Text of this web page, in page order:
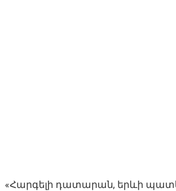
«Հարգելի դատարան, երևի